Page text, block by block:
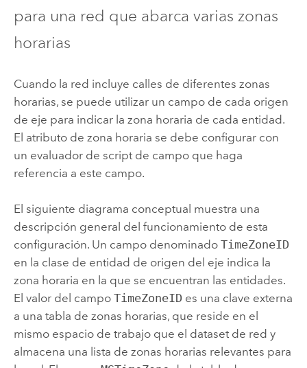
para una red que abarca varias zonas
horarias
Cuando la red incluye calles de diferentes zonas
horarias, se puede utilizar un campo de cada origen
de eje para indicar la zona horaria de cada entidad.
El atributo de zona horaria se debe configurar con
un evaluador de script de campo que haga
referencia a este campo.
El siguiente diagrama conceptual muestra una
descripción general del funcionamiento de esta
configuración. Un campo denominado TimeZoneID
en la clase de entidad de origen del eje indica la
zona horaria en la que se encuentran las entidades.
El valor del campo TimeZoneIDes una clave externa
a una tabla de zonas horarias, que reside en el
mismo espacio de trabajo que el dataset de red y
almacena una lista de zonas horarias relevantes para